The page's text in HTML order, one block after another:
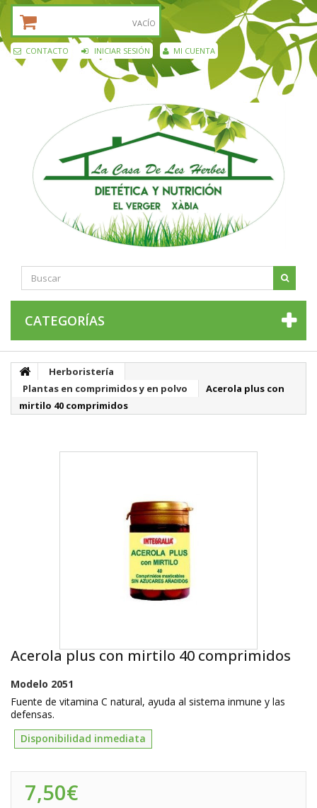
VACÍO
CONTACTO INICIAR SESIÓN MI CUENTA
CATEGORÍAS
Herboristería
Plantas en comprimidos y en polvo
Acerola plus con
mirtilo 40 comprimidos
Acerola plus con mirtilo 40 comprimidos
Modelo 2051
Fuente de vitamina C natural, ayuda al sistema inmune y las
defensas.
Disponibilidad inmediata
7,50€